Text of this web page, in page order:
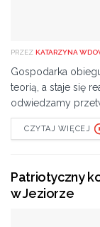
PRZEZ KATARZYNA
Gospodarka
teorią, a staje się
odwiedzamy
CZYTAJ WIĘCEJ
Patriotyczny
w Jeziorze